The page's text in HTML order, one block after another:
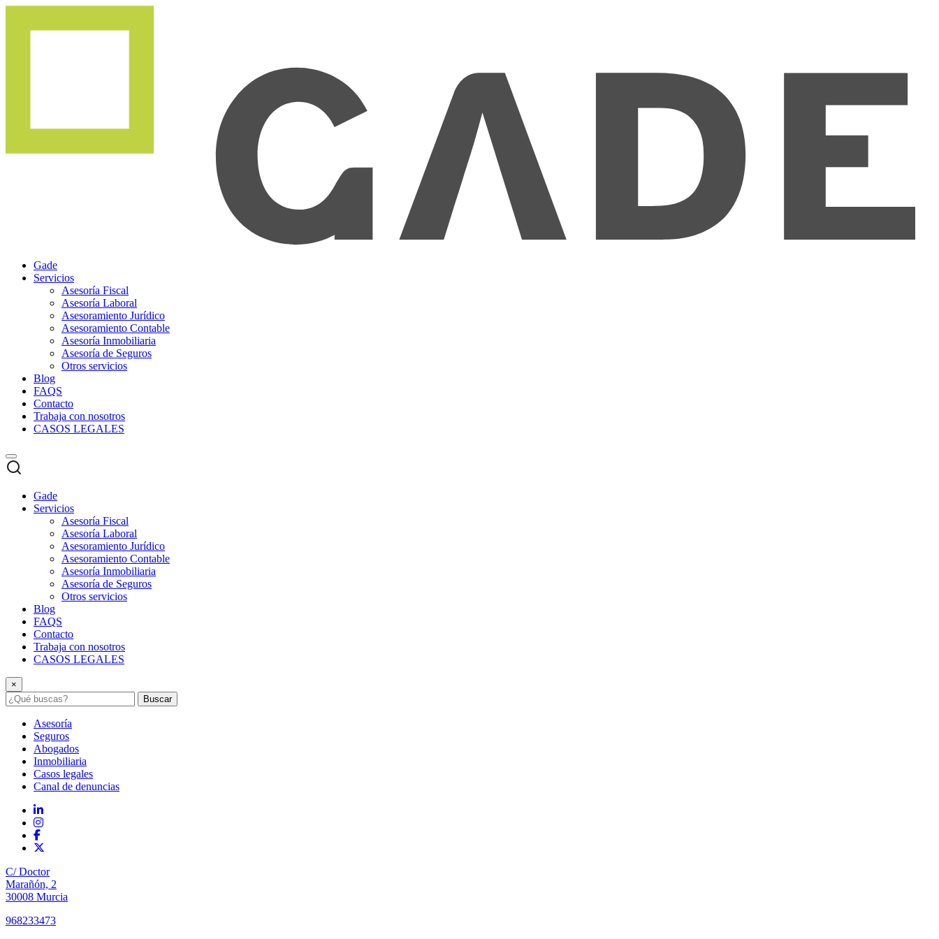
Gade
Servicios
Asesoría Fiscal
Asesoría Laboral
Asesoramiento Jurídico
Asesoramiento Contable
Asesoría Inmobiliaria
Asesoría de Seguros
Otros servicios
Blog
FAQS
Contacto
Trabaja con nosotros
CASOS LEGALES
Gade
Servicios
Asesoría Fiscal
Asesoría Laboral
Asesoramiento Jurídico
Asesoramiento Contable
Asesoría Inmobiliaria
Asesoría de Seguros
Otros servicios
Blog
FAQS
Contacto
Trabaja con nosotros
CASOS LEGALES
×
Buscar
Asesoría
Seguros
Abogados
Inmobiliaria
Casos legales
Canal de denuncias
C/ Doctor
Marañón, 2
30008 Murcia
968233473